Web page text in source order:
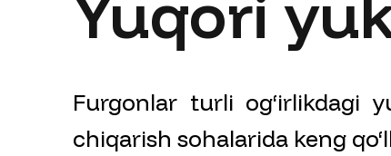
Furgonlar turli og‘irlikdagi
chiqarish sohalarida keng